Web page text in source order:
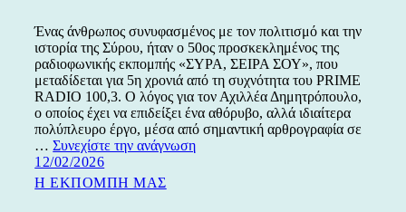
Ένας άνθρωπος συνυφασμένος με τον πολιτισμό και την
ιστορία της Σύρου, ήταν ο 50ος προσκεκλημένος της
ραδιοφωνικής εκπομπής «ΣΥΡΑ, ΣΕΙΡΑ ΣΟΥ», που
μεταδίδεται για 5η χρονιά από τη συχνότητα του PRIME
RADIO 100,3. Ο λόγος για τον Αχιλλέα Δημητρόπουλο,
ο οποίος έχει να επιδείξει ένα αθόρυβο, αλλά ιδιαίτερα
πολύπλευρο έργο, μέσα από σημαντική αρθρογραφία σε
…Συνεχίστε την ανάγνωσηΟ
Δημοσιεύτηκε
την
12/02/2026
Κατηγορίες
Η ΕΚΠΟΜΠΗ ΜΑΣ